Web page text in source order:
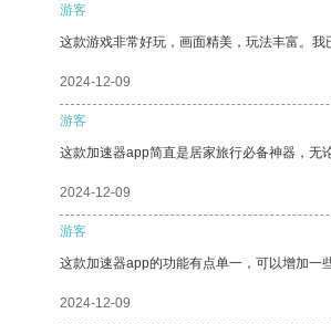
游客
这款游戏非常好玩，画面精美，玩法丰富。我
2024-12-09
游客
这款加速器app简直是居家旅行必备神器，无
2024-12-09
游客
这款加速器app的功能有点单一，可以增加一
2024-12-09